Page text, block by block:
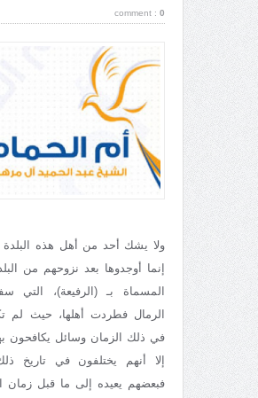
comment : 0
ولا يشك أحد من أهل هذه البلدة
إنما أوجدوها بعد نزوحهم من
المسماة بـ (الرفيعة)، التي
الرمال فطردت أهلها، حيث لم
في ذلك الزمان وسائل يكافحون
إلا أنهم يختلفون في تاريخ
فبعضهم يعيده إلى ما قبل زمان